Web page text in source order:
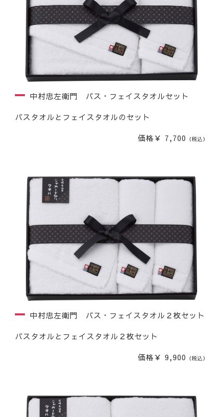
中村忠左衛門 バス・フェイスタオルセット
バスタオルとフェイスタオルのセット
価格￥ 7,700 （税込）
中村忠左衛門 バス・フェイスタオル２枚セット
バスタオルとフェイスタオル２枚セット
価格￥ 9,900 （税込）